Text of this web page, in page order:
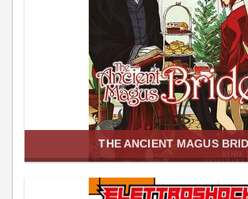
THE ANCIENT MAGUS